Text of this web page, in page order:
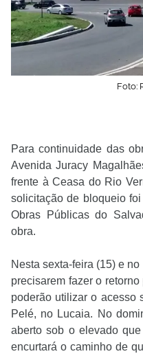
Foto:
Para continuidade das
Avenida Juracy
frente à Ceasa do Rio
solicitação de bloqueio
Obras Públicas do
obra.
Nesta sexta-feira (15) e
precisarem fazer o
poderão utilizar o acesso
Pelé, no Lucaia. No
aberto sob o elevado
encurtará o caminho de